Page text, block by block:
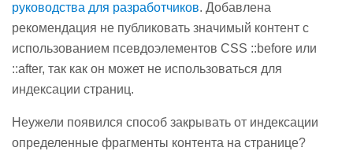
руководства для разработчиков. Добавлена
рекомендация не публиковать значимый контент с
использованием псевдоэлементов CSS ::before или
::after, так как он может не использоваться для
индексации страниц.
Неужели появился способ закрывать от индексации
определенные фрагменты контента на странице?